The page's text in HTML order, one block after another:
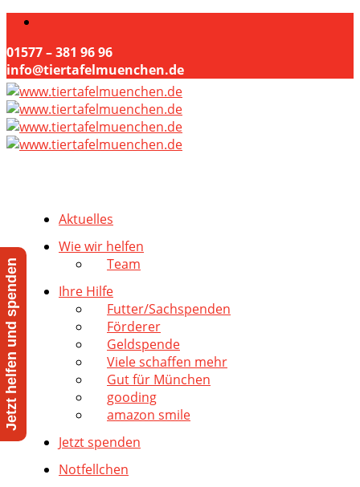
01577 – 381 96 96
info@tiertafelmuenchen.de
Aktuelles
Wie wir helfen
Team
Ihre Hilfe
Futter/Sachspenden
Förderer
Geldspende
Viele schaffen mehr
Gut für München
gooding
amazon smile
Jetzt spenden
Notfellchen
Jetzt helfen und spenden